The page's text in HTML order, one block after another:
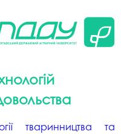
тваринництва та